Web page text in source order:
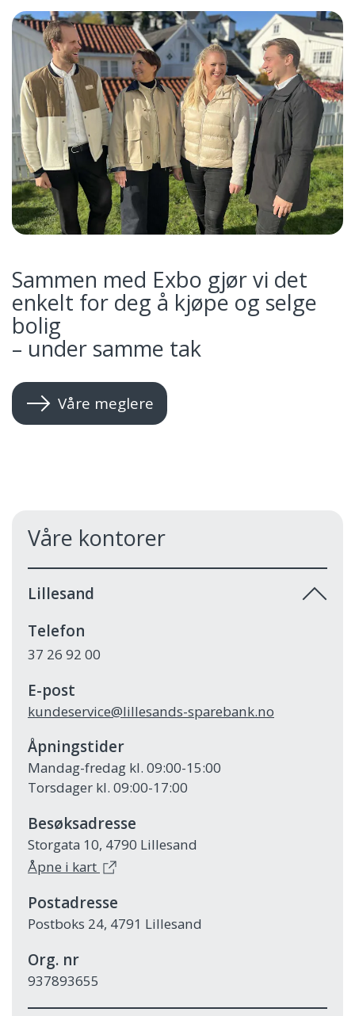
Sammen med Exbo gjør vi det
enkelt for deg å kjøpe og selge
bolig
– under samme tak
Våre meglere
Våre kontorer
Lillesand
Telefon
37 26 92 00
E-post
kundeservice@lillesands-sparebank.no
Åpningstider
Mandag-fredag kl. 09:00-15:00
Torsdager kl. 09:00-17:00
Besøksadresse
Storgata 10, 4790 Lillesand
Åpne i kart
Postadresse
Postboks 24, 4791 Lillesand
Org. nr
937893655